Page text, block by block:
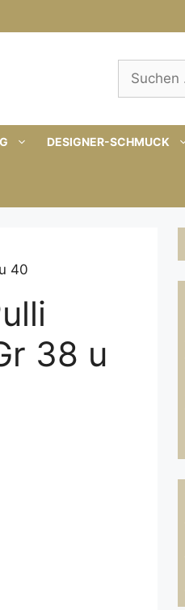
Suchen
nach:
DESIGNER-SCHMUCK
40
38 u